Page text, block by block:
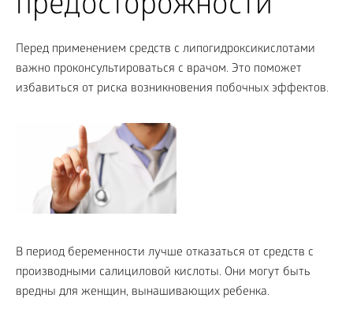
предосторожности
Перед применением средств с липогидроксикислотами
важно проконсультироваться с врачом. Это поможет
избавиться от риска возникновения побочных эффектов.
В период беременности лучше отказаться от средств с
производными салициловой кислоты. Они могут быть
вредны для женщин, вынашивающих ребенка.